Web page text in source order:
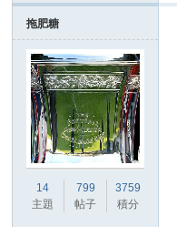
拖肥糖
14
主題
799
帖子
3759
積分